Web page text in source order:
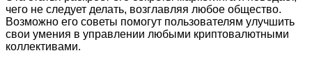
чего не следует делать, возглавляя любое общество.
Возможно его советы помогут пользователям улучшить
свои умения в управлении любыми криптовалютными
коллективами.